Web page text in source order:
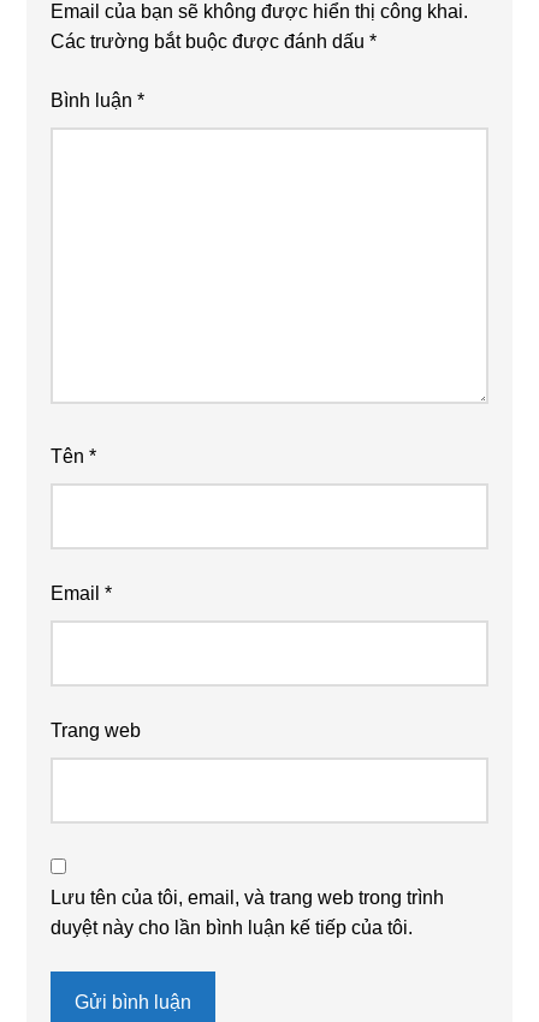
Email của bạn sẽ không được hiển thị công khai.
Các trường bắt buộc được đánh dấu*
Bình luận*
Tên*
Email*
Trang web
Lưu tên của tôi, email, và trang web trong trình
duyệt này cho lần bình luận kế tiếp của tôi.